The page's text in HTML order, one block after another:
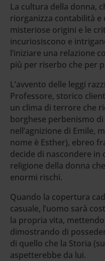
La cultura della donna,
riorganizza contabilità e
misteriose origini e le
incuriosiscono e
l’iniziare una relazione
più per riserbo che per
L’avvento delle leggi
Professore, storico
un clima di terrore che
borghese perbenismo
nell’agnizione di Emile,
nome è Esther), ebreo
decide di nascondere in
religione della donna
enormi rischi.
Quando la copertura
casuale, l’uomo sarà
la propria vita,
dimostrando di
di quello che la Storia
aspetterebbe da lui.